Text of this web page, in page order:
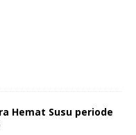
Hemat Susu periode